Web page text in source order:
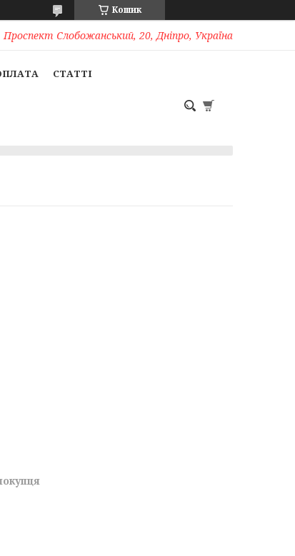
Кошик
Проспект Слобожанський, 20, Дніпро, Україна
СТАТТІ